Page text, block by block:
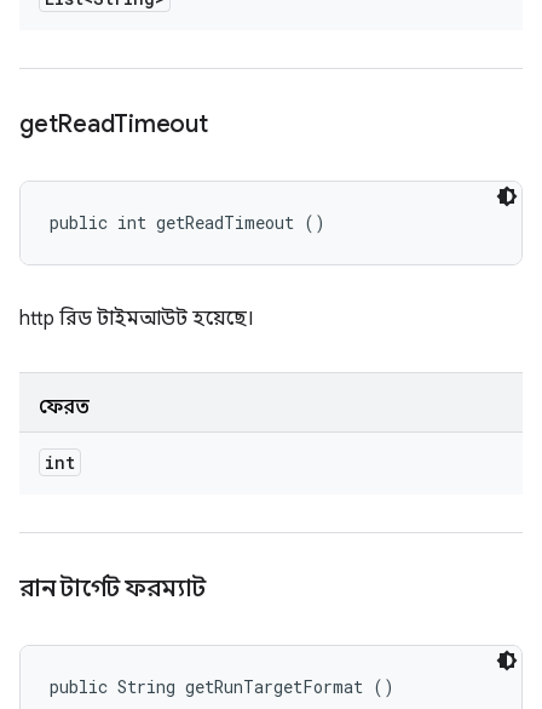
getReadTimeout
public int getReadTimeout ()
http রিড টাইমআউট হয়েছে।
ফেরত
int
রান টার্গেট ফরম্যাট
public String getRunTargetFormat ()